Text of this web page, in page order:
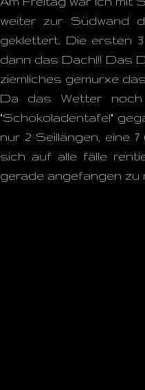
weiter zur Südwand
geklettert. Die ersten
dann das Dachl!! Das
ziemliches gemurxe
Da das Wetter noch
"Schokoladentafel"
nur 2 Seillängen, eine
sich auf alle fälle
gerade angefangen zu